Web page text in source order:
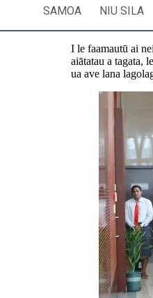
SAMOA NIU SILA
I le faamautū ai
aiātatau a tagata,
ua ave lana